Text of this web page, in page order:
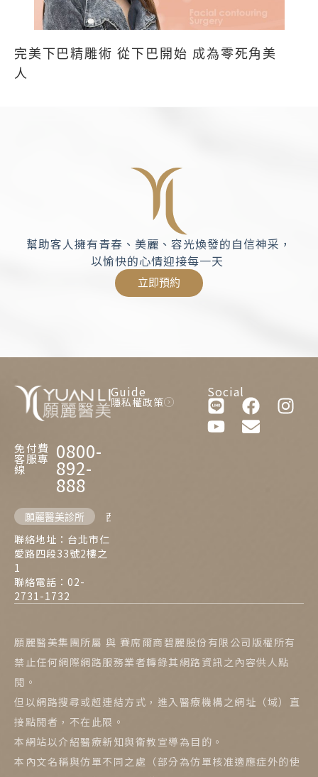
完美下巴精雕術 從下巴開始 成為零死角美
人
幫助客人擁有青春、美麗、容光煥發的自信神采，
以愉快的心情迎接每一天
立即預約
免付費
客服專
線
0800-
892-
888
願麗醫美診所 西門麗思醫美診所
聯絡地址：台北市仁
愛路四段33號2樓之
1
聯絡電話：02-
2731-1732
Guide
隱私權政策
Social
願麗醫美集團所屬 與 賽席爾商碧麗股份有限公司版權所有
禁止任何網際網路服務業者轉錄其網路資訊之內容供人點
閱。
但以網路搜尋或超連結方式，進入醫療機構之網址（域）直
接點閱者，不在此限。
本網站以介紹醫療新知與衛教宣導為目的。
本內文名稱與仿單不同之處（部分為仿單核准適應症外的使